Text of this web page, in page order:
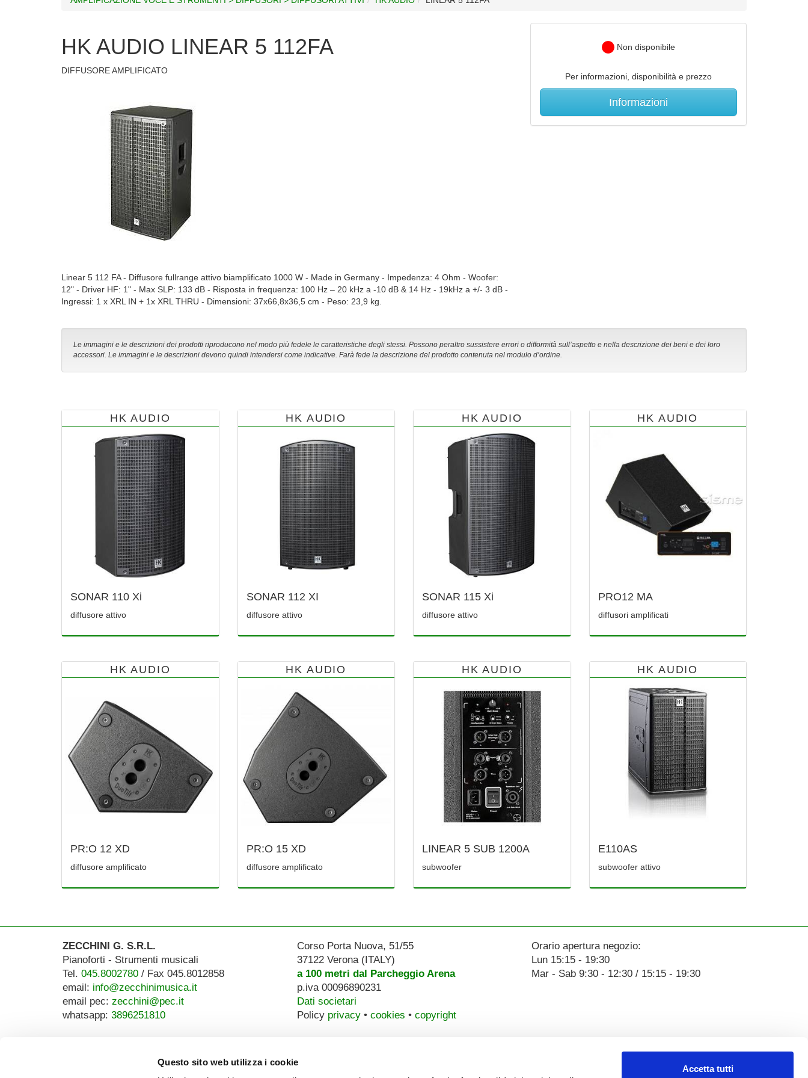
Questo sito web utilizza i cookie
Accetta tutti
Non disponibile
Per informazioni, disponibilità e prezzo
Informazioni
HK AUDIO LINEAR 5 112FA
DIFFUSORE AMPLIFICATO
Linear 5 112 FA - Diffusore fullrange attivo biamplificato 1000 W - Made in Germany - Impedenza: 4 Ohm - Woofer:
12" - Driver HF: 1" - Max SLP: 133 dB - Risposta in frequenza: 100 Hz – 20 kHz a -10 dB & 14 Hz - 19kHz a +/- 3 dB -
Ingressi: 1 x XRL IN + 1x XRL THRU - Dimensioni: 37x66,8x36,5 cm - Peso: 23,9 kg.
Le immagini e le descrizioni dei prodotti riproducono nel modo più fedele le caratteristiche degli stessi. Possono peraltro sussistere errori o difformità sull’aspetto e nella descrizione dei beni e dei loro
accessori. Le immagini e le descrizioni devono quindi intendersi come indicative. Farà fede la descrizione del prodotto contenuta nel modulo d’ordine.
HK AUDIO
SONAR 110 Xi
diffusore attivo
HK AUDIO
SONAR 112 XI
diffusore attivo
HK AUDIO
SONAR 115 Xi
diffusore attivo
HK AUDIO
PRO12 MA
diffusori amplificati
HK AUDIO
PR:O 12 XD
diffusore amplificato
HK AUDIO
PR:O 15 XD
diffusore amplificato
HK AUDIO
LINEAR 5 SUB 1200A
subwoofer
HK AUDIO
E110AS
subwoofer attivo
ZECCHINI G. S.R.L.
Pianoforti - Strumenti musicali
Tel. 045.8002780/ Fax 045.8012858
email: info@zecchinimusica.it
email pec: zecchini@pec.it
whatsapp: 3896251810
Corso Porta Nuova, 51/55
37122 Verona (ITALY)
a 100 metri dal Parcheggio Arena
p.iva 00096890231
Dati societari
Policy privacy• cookies • copyright
Orario apertura negozio:
Lun 15:15 - 19:30
Mar - Sab 9:30 - 12:30 / 15:15 - 19:30